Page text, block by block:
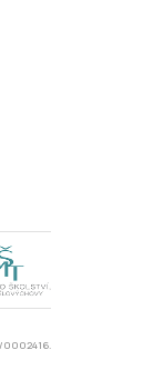
0002416.